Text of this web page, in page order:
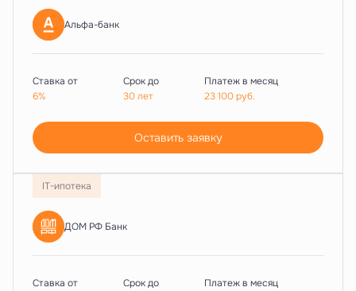
Альфа-банк
Ставка от
6%
Срок до
30 лет
Платеж в месяц
23 100руб.
Оставить заявку
IT-ипотека
ДОМ РФ Банк
Ставка от
Срок до
Платеж в месяц